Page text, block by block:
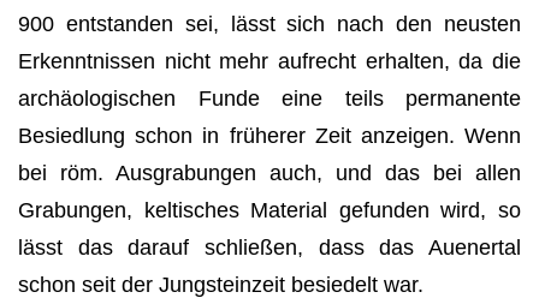
900 entstanden sei, lässt sich nach den neusten
Erkenntnissen nicht mehr aufrecht erhalten, da die
archäologischen Funde eine teils permanente
Besiedlung schon in früherer Zeit anzeigen. Wenn
bei röm. Ausgrabungen auch, und das bei allen
Grabungen, keltisches Material gefunden wird, so
lässt das darauf schließen, dass das Auenertal
schon seit der Jungsteinzeit besiedelt war.